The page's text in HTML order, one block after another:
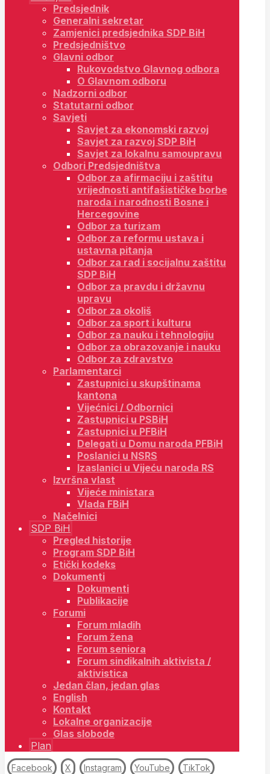
Predsjednik
Generalni sekretar
Zamjenici predsjednika SDP BiH
Predsjedništvo
Glavni odbor
Rukovodstvo Glavnog odbora
O Glavnom odboru
Nadzorni odbor
Statutarni odbor
Savjeti
Savjet za ekonomski razvoj
Savjet za razvoj SDP BiH
Savjet za lokalnu samoupravu
Odbori Predsjedništva
Odbor za afirmaciju i zaštitu
vrijednosti antifašističke borbe
naroda i narodnosti Bosne i
Hercegovine
Odbor za turizam
Odbor za reformu ustava i
ustavna pitanja
Odbor za rad i socijalnu zaštitu
SDP BiH
Odbor za pravdu i državnu
upravu
Odbor za okoliš
Odbor za sport i kulturu
Odbor za nauku i tehnologiju
Odbor za obrazovanje i nauku
Odbor za zdravstvo
Parlamentarci
Zastupnici u skupštinama
kantona
Vijećnici / Odbornici
Zastupnici u PSBiH
Zastupnici u PFBiH
Delegati u Domu naroda PFBiH
Poslanici u NSRS
Izaslanici u Vijeću naroda RS
Izvršna vlast
Vijeće ministara
Vlada FBiH
Načelnici
SDP BiH
Pregled historije
Program SDP BiH
Etički kodeks
Dokumenti
Dokumenti
Publikacije
Forumi
Forum mladih
Forum žena
Forum seniora
Forum sindikalnih aktivista /
aktivistica
Jedan član, jedan glas
English
Kontakt
Lokalne organizacije
Glas slobode
Plan
Facebook X Instagram YouTube TikTok